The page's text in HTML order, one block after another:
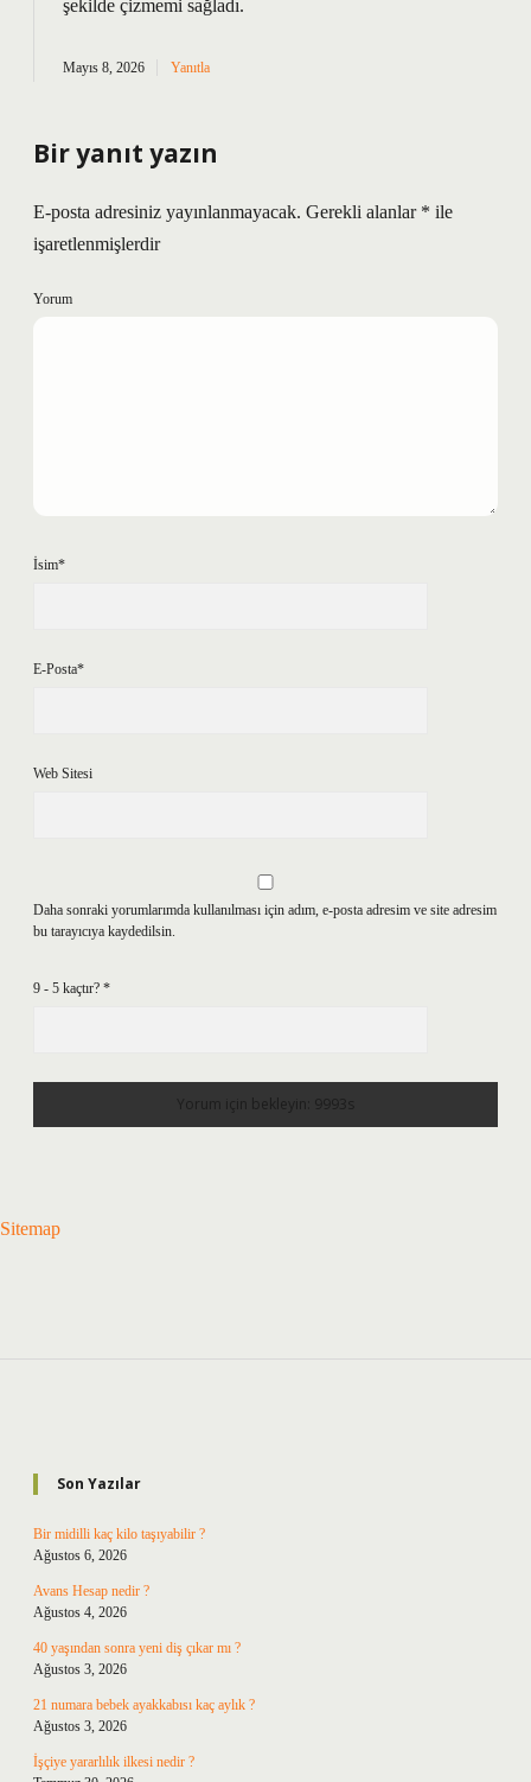
şekilde çizmemi sağladı.
Mayıs 8, 2026 Yanıtla
Bir yanıt yazın
E-posta adresiniz yayınlanmayacak. Gerekli alanlar * ile
işaretlenmişlerdir
Yorum
İsim*
E-Posta*
Web Sitesi
Daha sonraki yorumlarımda kullanılması için adım, e-posta adresim ve site adresim
bu tarayıcıya kaydedilsin.
9 - 5 kaçtır? *
Sitemap
Son Yazılar
Bir midilli kaç kilo taşıyabilir ?
Ağustos 6, 2026
Avans Hesap nedir ?
Ağustos 4, 2026
40 yaşından sonra yeni diş çıkar mı ?
Ağustos 3, 2026
21 numara bebek ayakkabısı kaç aylık ?
Ağustos 3, 2026
İşçiye yararlılık ilkesi nedir ?